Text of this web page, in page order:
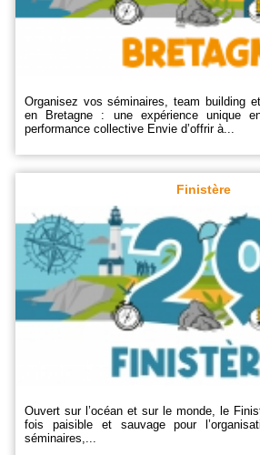
Organisez vos séminaires, team building
en Bretagne : une expérience unique
performance collective Envie d’offrir à...
Finistère
Ouvert sur l’océan et sur le monde, le
fois paisible et sauvage pour
séminaires,...